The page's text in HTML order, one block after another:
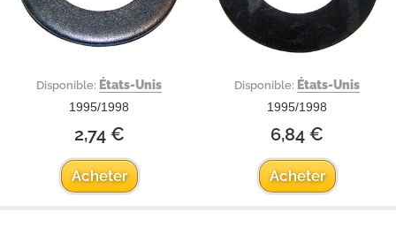
Disponible: États-Unis
1995/1998
2,74 €
Acheter
Disponible: États-Unis
1995/1998
6,84 €
Acheter